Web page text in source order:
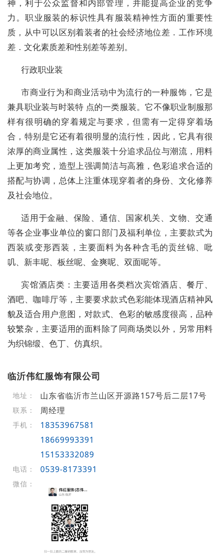
神，利于公众监督和内部管理，并能提高企业的竞争
力。职业服装的标识性具有服装精神性方面的重要性
质，从中可以区别着装者的社会经济地位差．工作环境
差．文化素质差和性别差等差别。
行政职业装
市商业行为和商业活动中为流行的一种服饰，它是
兼具职业装与时装特 点的一类服装。它不像职业制服那
样有很明确的穿着规定与要求，但需有一定得穿着场
合，特别是它还有着很明显的流行性，因此，它具有很
浓厚的商业属性，这类服装十分追求品位与潮流，用料
上更加考究，造型上强调简洁与高雅，色彩追求合适的
搭配与协调，总体上注重体现穿着者的身份、文化修养
及社会地位。
适用于金融、保险、通信、国家机关、文物、交通
等各企业事业单位的窗口部门及福利单位，主要款式为
西装或变形西装，主要面料为各种含毛的贡丝锦、吡
叽、新丰呢、板丝呢、金爽呢、双面呢等。
宾馆酒店类：主要适用各类档次宾馆酒店、餐厅、
酒吧、咖啡厅等，主要要求款式色彩能体现酒店精神风
貌及适合用户意图，对款式、色彩的敏感度很高，品种
较繁杂，主要适用的面料除了同商场类以外，另常用料
为织锦缎、色丁、仿真织。
临沂伟红服饰有限公司
地址： 山东省临沂市兰山区开源路157号后二层17号
联系： 周经理
手机：
18353967581
18669993391
15153332089
电话： 0539-8173391
微信：